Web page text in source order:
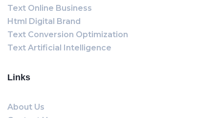
Text Online Business
Html Digital Brand
Text Conversion Optimization
Text Artificial Intelligence
Links
About Us